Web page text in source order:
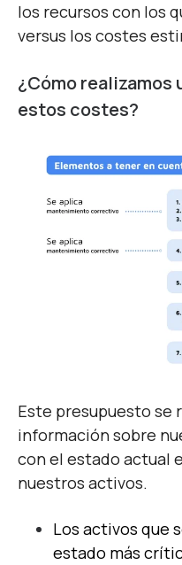
los recursos con los
versus los costes
¿Cómo
estos costes?
Este presupuesto se
información sobre
con el estado actual
nuestros activos.
Los activos que
estado más